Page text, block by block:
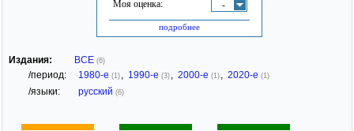
Моя оценка: -
подробнее
Издания: ВСЕ (6)
/период: 1980-е (1) 1990-е (3) 2000-е (1) 2020-е (1)
/языки: русский (6)